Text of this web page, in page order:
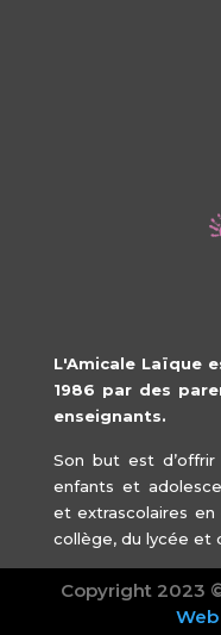
L'Amicale Laïque
1986 par des
enseignants.
Son but est
enfants et
et extrascolaires
collège, du lycée et
Copyright 2023